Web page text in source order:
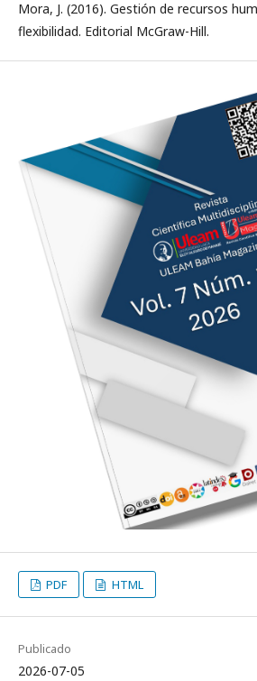
Mora, J. (2016). Gestión de recursos
flexibilidad. Editorial McGraw-Hill.
PDF HTML
Publicado
2026-07-05